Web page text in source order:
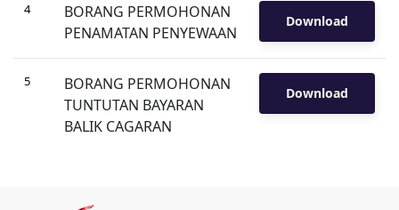
4
BORANG PERMOHONAN
PENAMATAN PENYEWAAN
Download
5
BORANG PERMOHONAN
TUNTUTAN BAYARAN
BALIK CAGARAN
Download